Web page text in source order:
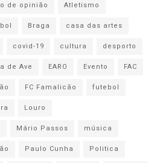
de opinião
Atletismo
Braga
casa das artes
covid-19 cultura
desporto
de Ave EARO Evento
FAC
FC Famalicão
futebol
Louro
Mário Passos
música
Paulo Cunha
Politica